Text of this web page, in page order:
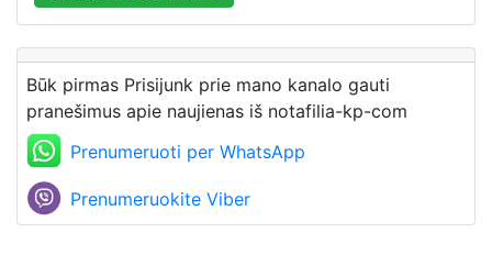
Būk pirmas Prisijunk prie mano kanalo gauti
pranešimus apie naujienas iš notafilia-kp-com
Prenumeruoti per WhatsApp
Prenumeruokite Viber